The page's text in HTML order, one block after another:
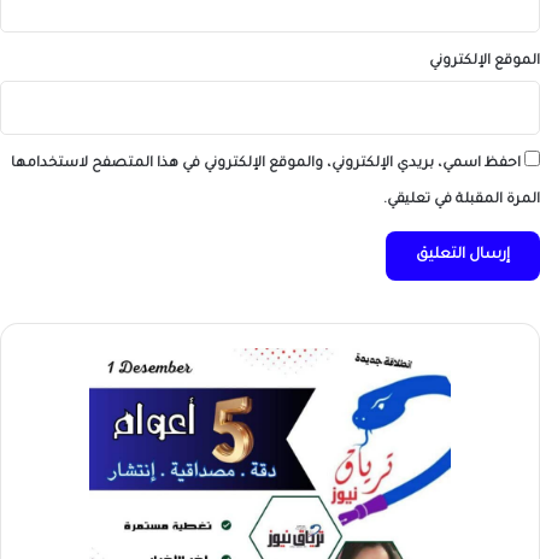
الموقع الإلكتروني
احفظ اسمي، بريدي الإلكتروني، والموقع الإلكتروني في هذا المتصفح لاستخدامها
المرة المقبلة في تعليقي.